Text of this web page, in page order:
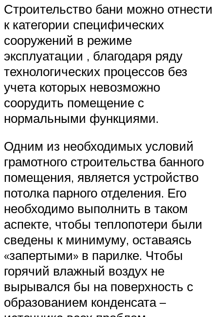
Строительство бани можно отнести
к категории специфических
сооружений в режиме
эксплуатации , благодаря ряду
технологических процессов без
учета которых невозможно
соорудить помещение с
нормальными функциями.
Одним из необходимых условий
грамотного строительства банного
помещения, является устройство
потолка парного отделения. Его
необходимо выполнить в таком
аспекте, чтобы теплопотери были
сведены к минимуму, оставаясь
«запертыми» в парилке. Чтобы
горячий влажный воздух не
вырывался бы на поверхность с
образованием конденсата –